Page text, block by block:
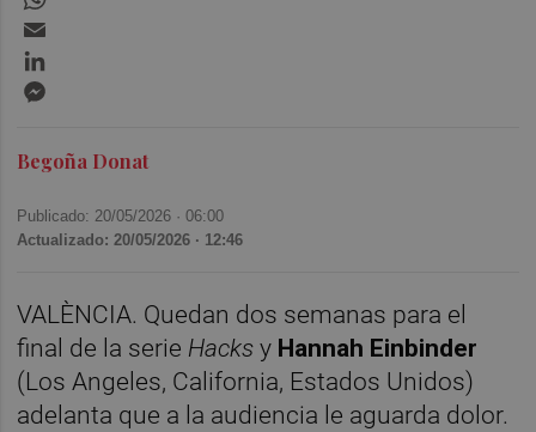
Begoña Donat
Publicado: 20/05/2026 ·06:00
Actualizado: 20/05/2026 · 12:46
VALÈNCIA. Quedan dos semanas para el
final de la serie Hacks y Hannah Einbinder
(Los Angeles, California, Estados Unidos)
adelanta que a la audiencia le aguarda dolor.